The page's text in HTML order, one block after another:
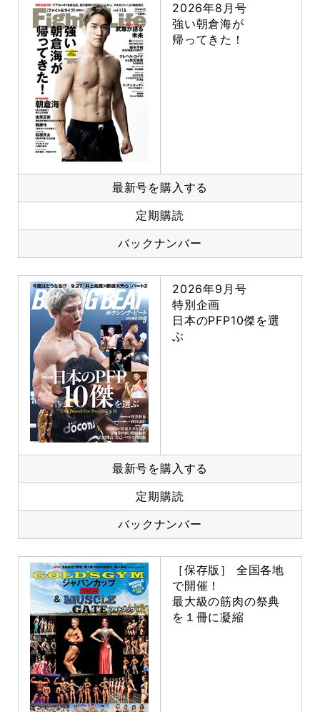
2026年8月号
強い朝倉海が
帰ってきた！
最新号を購入する
定期購読
バックナンバー
2026年9月号
特別企画
日本のPFP10傑を選
ぶ
最新号を購入する
定期購読
バックナンバー
［保存版］ 全国各地
で開催！
最大級の筋肉の祭典
を１冊に凝縮